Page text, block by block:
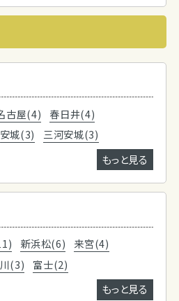
古屋(4)
春日井(4)
安城(3)
三河安城(3)
もっと見る
新浜松(6)
来宮(4)
(3)
富士(2)
もっと見る